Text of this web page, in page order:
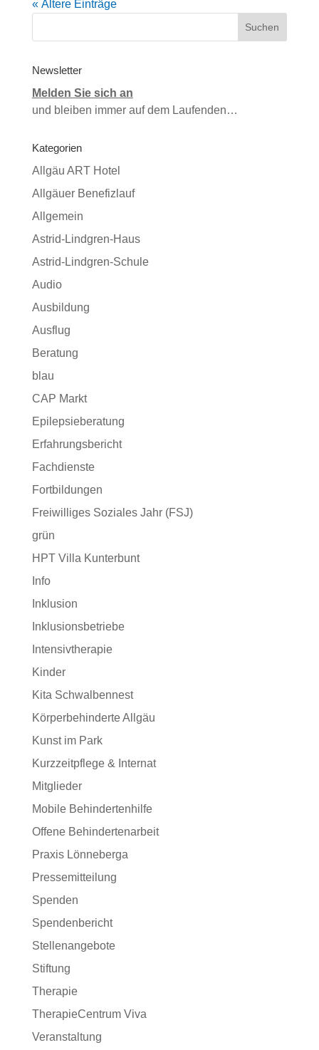
« Ältere Einträge
Newsletter
Melden Sie sich an
und bleiben immer auf dem Laufenden…
Kategorien
Allgäu ART Hotel
Allgäuer Benefizlauf
Allgemein
Astrid-Lindgren-Haus
Astrid-Lindgren-Schule
Audio
Ausbildung
Ausflug
Beratung
blau
CAP Markt
Epilepsieberatung
Erfahrungsbericht
Fachdienste
Fortbildungen
Freiwilliges Soziales Jahr (FSJ)
grün
HPT Villa Kunterbunt
Info
Inklusion
Inklusionsbetriebe
Intensivtherapie
Kinder
Kita Schwalbennest
Körperbehinderte Allgäu
Kunst im Park
Kurzzeitpflege & Internat
Mitglieder
Mobile Behindertenhilfe
Offene Behindertenarbeit
Praxis Lönneberga
Pressemitteilung
Spenden
Spendenbericht
Stellenangebote
Stiftung
Therapie
TherapieCentrum Viva
Veranstaltung